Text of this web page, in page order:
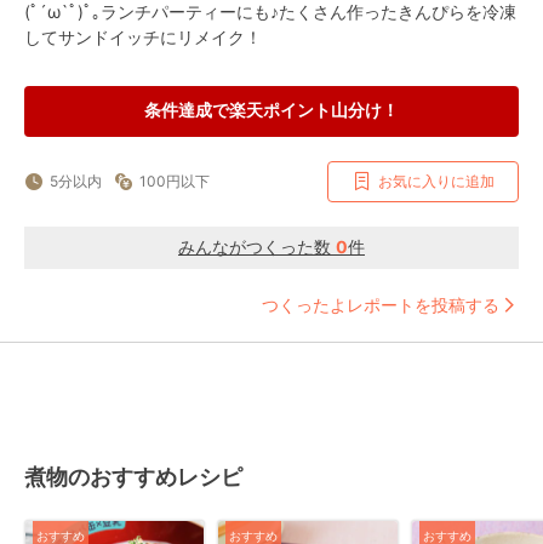
(ﾟ´ω`ﾟ)ﾟ｡ランチパーティーにも♪たくさん作ったきんぴらを冷凍
してサンドイッチにリメイク！
条件達成で楽天ポイント山分け！
5分以内 100円以下 お気に入りに追加
みんながつくった数 0件
つくったよレポートを投稿する
煮物のおすすめレシピ
おすすめ おすすめ おすすめ